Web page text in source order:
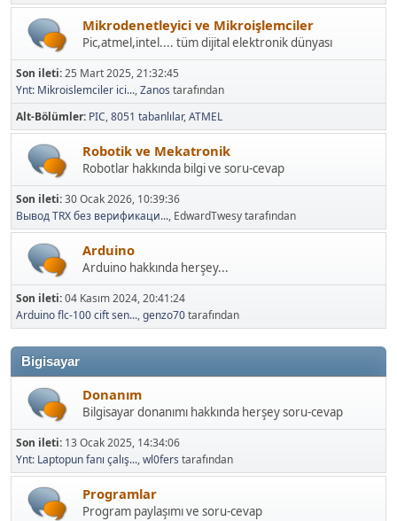
Mikrodenetleyici ve Mikroişlemciler
Pic,atmel,intel.... tüm dijital elektronik dünyası
Son ileti:25 Mart 2025, 21:32:45
Ynt: Mikroislemciler ici...,Zanos tarafından
Alt-Bölümler PIC 8051 tabanlılar ATMEL
Robotik ve Mekatronik
Robotlar hakkında bilgi ve soru-cevap
Son ileti:30 Ocak 2026, 10:39:36
Вывод TRX без верификаци..., EdwardTwesy tarafından
Arduino
Arduino hakkında herşey...
Son ileti:04 Kasım 2024, 20:41:24
Arduino flc-100 cift sen...,genzo70tarafından
Bigisayar
Donanım
Bilgisayar donanımı hakkında herşey soru-cevap
Son ileti: 13 Ocak 2025, 14:34:06
Ynt: Laptopun fanı çalış...,wl0fers tarafından
Programlar
Program paylaşımı ve soru-cevap